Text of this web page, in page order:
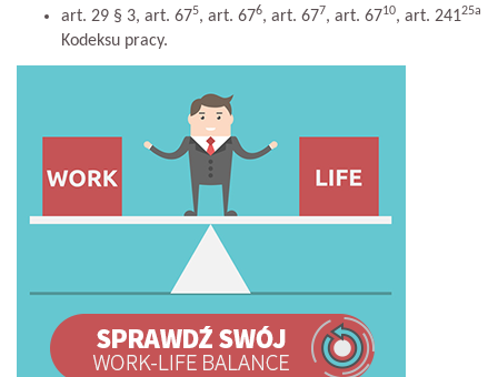
art. 29 § 3, art. 675, art. 676, art. 677, art. 6710, art. 24125a
Kodeksu pracy.